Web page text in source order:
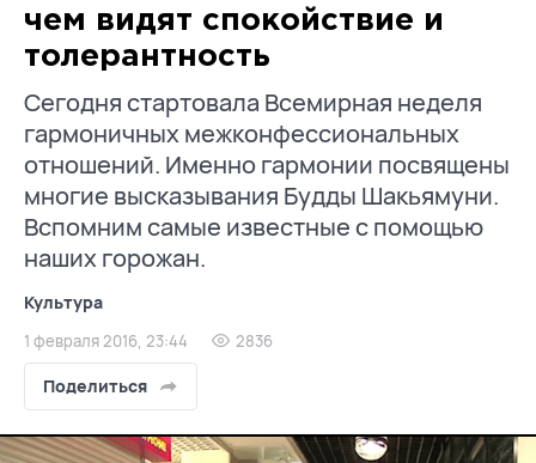
чем видят спокойствие и
толерантность
Сегодня стартовала Всемирная неделя
гармоничных межконфессиональных
отношений. Именно гармонии посвящены
многие высказывания Будды Шакьямуни.
Вспомним самые известные с помощью
наших горожан.
Культура
1 февраля 2016, 23:44 2836
Поделиться